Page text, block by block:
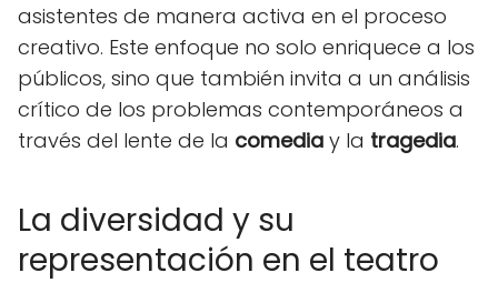
asistentes de manera activa en el proceso
creativo. Este enfoque no solo enriquece a los
públicos, sino que también invita a un análisis
crítico de los problemas contemporáneos a
través del lente de la comedia y la tragedia.
La diversidad y su
representación en el teatro